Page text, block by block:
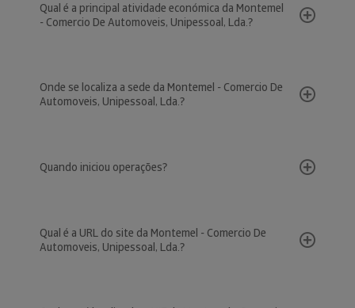
Qual é a principal atividade económica da Montemel
- Comercio De Automoveis, Unipessoal, Lda.?
Onde se localiza a sede da Montemel - Comercio De
Automoveis, Unipessoal, Lda.?
Quando iniciou operações?
Qual é a URL do site da Montemel - Comercio De
Automoveis, Unipessoal, Lda.?